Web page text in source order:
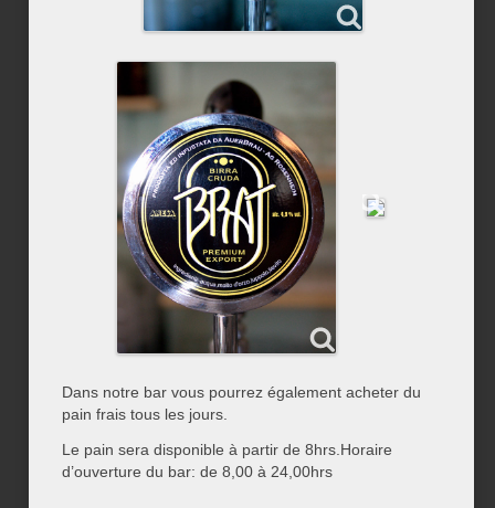
Dans notre bar vous pourrez également acheter du
pain frais tous les jours.
Le pain sera disponible à partir de 8hrs.Horaire
d’ouverture du bar: de 8,00 à 24,00hrs